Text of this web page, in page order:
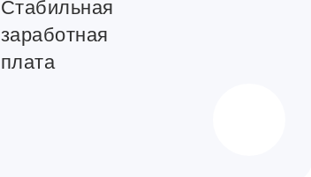
Стабильная
заработная
плата